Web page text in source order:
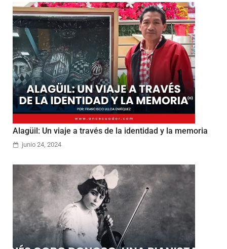
Alagüil: Un viaje a través de la identidad y la memoria
junio 24, 2024